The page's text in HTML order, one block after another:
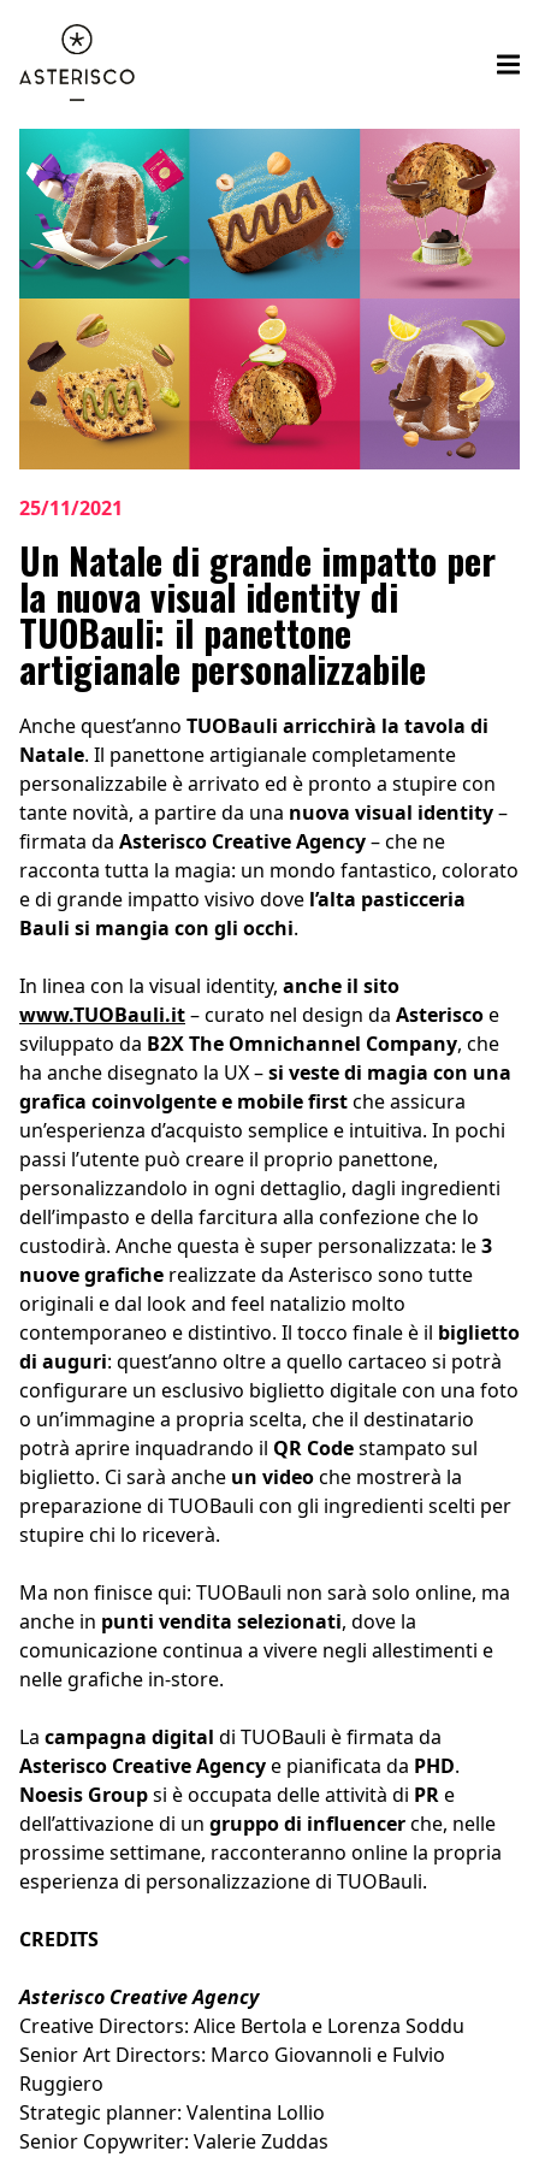
25/11/2021
Un Natale di grande impatto per
la nuova visual identity di
TUOBauli: il panettone
artigianale personalizzabile
Anche quest’anno TUOBauli arricchirà la tavola di
Natale. Il panettone artigianale completamente
personalizzabile è arrivato ed è pronto a stupire con
tante novità, a partire da una nuova visual identity–
firmata da Asterisco Creative Agency– che ne
racconta tutta la magia: un mondo fantastico, colorato
e di grande impatto visivo dove l’alta pasticceria
Bauli si mangia con gli occhi.
In linea con la visual identity, anche il sito
www.TUOBauli.it– curato nel design da Asteriscoe
sviluppato da B2X The Omnichannel Company, che
ha anche disegnato la UX –si veste di magia con una
grafica coinvolgente e mobile firstche assicura
un’esperienza d’acquisto semplice e intuitiva. In pochi
passi l’utente può creare il proprio panettone,
personalizzandolo in ogni dettaglio, dagli ingredienti
dell’impasto e della farcitura alla confezione che lo
custodirà. Anche questa è super personalizzata: le3
nuove grafiche realizzate da Asterisco sono tutte
originali e dal look and feel natalizio molto
contemporaneo e distintivo. Il tocco finale è il biglietto
di auguri: quest’anno oltre a quello cartaceo si potrà
configurare un esclusivo biglietto digitale con una foto
o un’immagine a propria scelta, che il destinatario
potrà aprire inquadrando il QR Codestampato sul
biglietto. Ci sarà anche un videoche mostrerà la
preparazione di TUOBauli con gli ingredienti scelti per
stupire chi lo riceverà.
Ma non finisce qui: TUOBauli non sarà solo online, ma
anche in punti vendita selezionati, dove la
comunicazione continua a vivere negli allestimenti e
nelle grafiche in-store.
La campagna digital di TUOBauli è firmata da
Asterisco Creative Agencye pianificata da PHD.
Noesis Groupsi è occupata delle attività di PRe
dell’attivazione di un gruppo di influencerche, nelle
prossime settimane, racconteranno online la propria
esperienza di personalizzazione di TUOBauli.
CREDITS
Asterisco Creative Agency
Creative Directors: Alice Bertola e Lorenza Soddu
Senior Art Directors: Marco Giovannoli e Fulvio
Ruggiero
Strategic planner: Valentina Lollio
Senior Copywriter: Valerie Zuddas